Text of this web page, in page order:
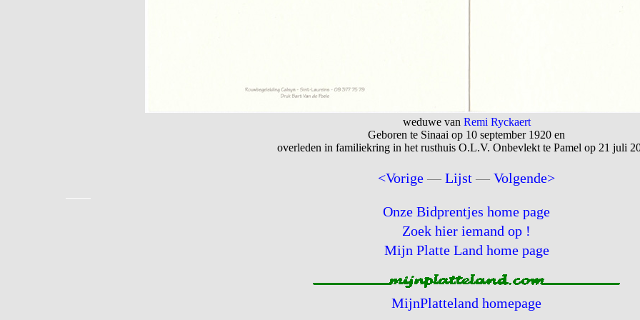
weduwe van Remi Ryckaert
Geboren te Sinaai op 10 september 1920 en
overleden in familiekring in het rusthuis O.L.V. Onbevlekt te Pamel op 21 juli
<Vorige —Lijst —Volgende>
Onze Bidprentjes home page
Zoek hier iemand op !
Mijn Platte Land home page
MijnPlatteland homepage